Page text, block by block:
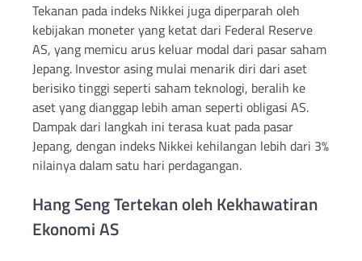
Tekanan pada indeks Nikkei juga diperparah oleh
kebijakan moneter yang ketat dari Federal Reserve
AS, yang memicu arus keluar modal dari pasar saham
Jepang. Investor asing mulai menarik diri dari aset
berisiko tinggi seperti saham teknologi, beralih ke
aset yang dianggap lebih aman seperti obligasi AS.
Dampak dari langkah ini terasa kuat pada pasar
Jepang, dengan indeks Nikkei kehilangan lebih dari 3%
nilainya dalam satu hari perdagangan.
Hang Seng Tertekan oleh Kekhawatiran
Ekonomi AS